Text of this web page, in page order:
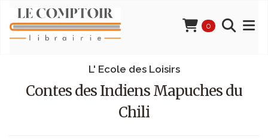
0
L' Ecole des Loisirs
Contes des Indiens Mapuches du
Chili